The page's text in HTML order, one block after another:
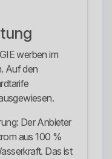
werben im
Auf den
Der Anbieter
aus 100 %
Das ist